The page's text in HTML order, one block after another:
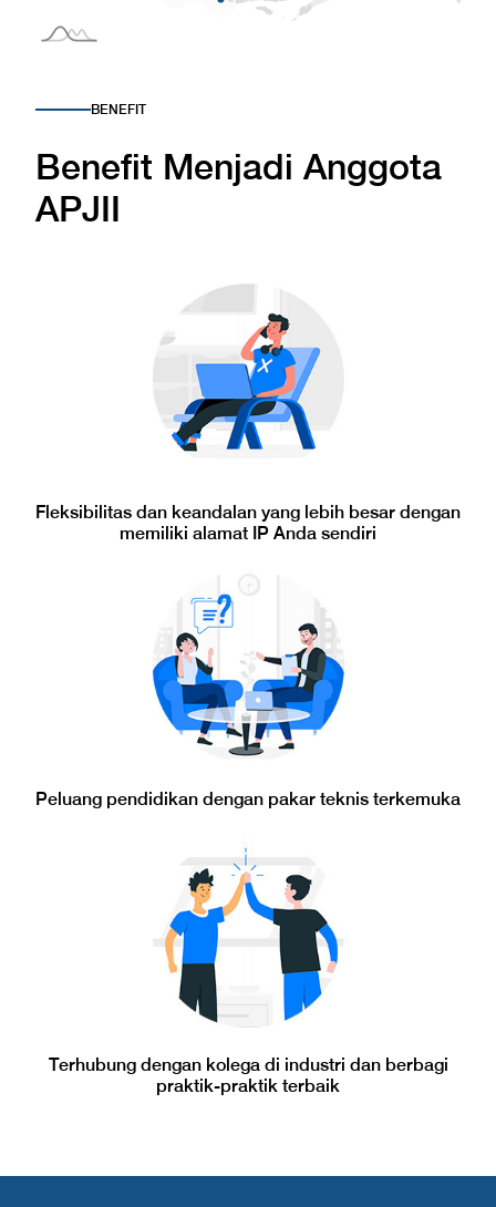
BENEFIT
Benefit Menjadi Anggota
APJII
Fleksibilitas dan keandalan yang lebih besar dengan
memiliki alamat IP Anda sendiri
Peluang pendidikan dengan pakar teknis terkemuka
Terhubung dengan kolega di industri dan berbagi
praktik-praktik terbaik